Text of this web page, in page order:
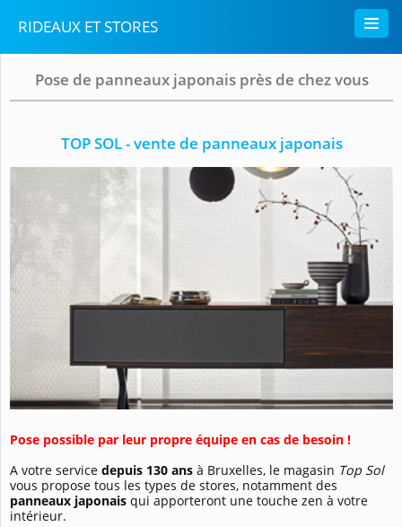
RIDEAUX ET STORES
Pose de panneaux japonais près de chez vous
TOP SOL - vente de panneaux japonais
Pose possible par leur propre équipe en cas de besoin !
A votre service depuis 130 ans à Bruxelles, le magasin Top Sol
vous propose tous les types de stores, notamment des
panneaux japonais qui apporteront une touche zen à votre
intérieur.